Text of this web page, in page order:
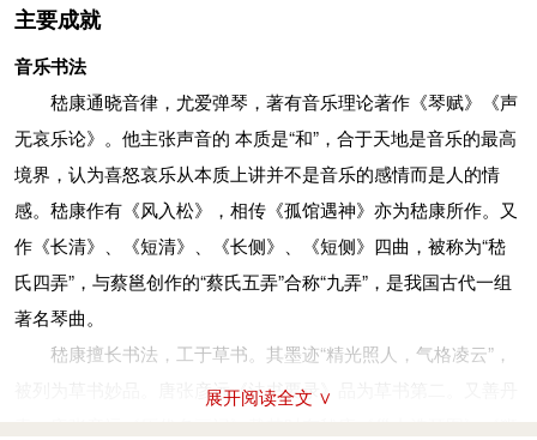
答：“闻所闻而来，见所见而去。”钟会对此记恨在心。
司马昭曾想拉拢嵇康，但嵇康在当时的政治斗争中倾向皇室
一边，对于司马氏采取不合作态度，因此颇招忌恨。
隐于竹林
嵇康回归自然，超然物外得自在，不为世俗所拘，而又重情
谊。《文士传》里说嵇康“性绝巧，能锻铁”。嵇康爱好打铁，铁
铺子在后园一棵枝叶茂密的柳树下，他引来山泉，绕着柳树筑了
一个小小的游泳池，打铁累了，就跳进池子里泡一会儿。见到的
人不是赞叹他“萧萧肃肃，爽朗清举”，就是夸他“肃肃如松下风，
高而徐引”。《晋书·嵇康传》写道：“康居贫，尝与向秀共锻于大
谊。《文士传》里说嵇康“性绝巧，能锻铁”。嵇康爱好打铁，铁
铺子在后园一棵枝叶茂密的柳树下，他引来山泉，绕着柳树筑了
一个小小的游泳池，打铁累了，就跳进池子里泡一会儿。见到的
人不是赞叹他“萧萧肃肃，爽朗清举”，就是夸他“肃肃如松下风，
高而徐引”。《晋书·嵇康传》写道：“康居贫，尝与向秀共锻于大
树之下，以自赡给。”他在以打铁来表示自己的“远迈不群”和藐视
世俗，这是其的精神特质的体现。
仗义执言
本来吕巽、吕安两兄弟都是嵇康的朋友，但这两兄弟突然间
闹出了一场震惊远近的大官司。吕巽见弟媳徐氏貌美，乘吕安不
在，指使其妻用酒把弟媳灌醉，将其奸污。事发后，吕安欲诉之
而获拜郎中，后任中散大夫。嵇康与长乐亭主育有一儿一女（其
子即嵇绍）。他常修炼养性服食内丹之事，弹琴吟诗，自我满
康又遇到隐士王烈，一道入山中，王烈曾得到石头的精髓饴糖，
主要成就
音乐书法
嵇康通晓音律，尤爱弹琴，著有音乐理论著作《琴赋》《声
无哀乐论》。他主张声音的 本质是“和”，合于天地是音乐的最高
境界，认为喜怒哀乐从本质上讲并不是音乐的感情而是人的情
感。嵇康作有《风入松》，相传《孤馆遇神》亦为嵇康所作。又
作《长清》、《短清》、《长侧》、《短侧》四曲，被称为“嵇
氏四弄”，与蔡邕创作的“蔡氏五弄”合称“九弄”，是我国古代一组
著名琴曲。
嵇康擅长书法，工于草书。其墨迹“精光照人，气格凌云”，
被列为草书妙品。唐张彦远《法书要录》品为草书第二。又善丹
展开阅读全文 ∨